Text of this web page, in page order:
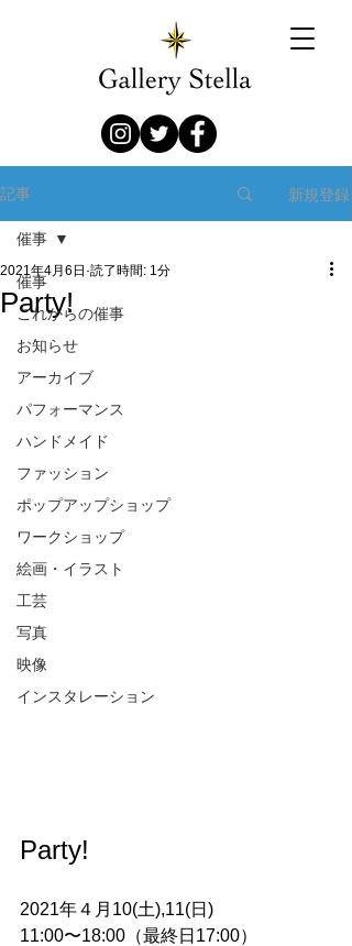
記事 新規登録
催事
これからの催事
お知らせ
アーカイブ
パフォーマンス
ハンドメイド
ファッション
ポップアップショップ
ワークショップ
絵画・イラスト
工芸
写真
映像
インスタレーション
催事
Party!
2021年4月6日 読了時間: 1分
Party!
2021年４月10(土),11(日)
11:00〜18:00（最終日17:00）